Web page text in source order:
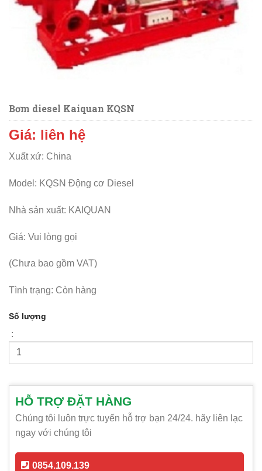
Bơm diesel Kaiquan KQSN
Giá: liên hệ
Xuất xứ: China
Model: KQSN Động cơ Diesel
Nhà sản xuất: KAIQUAN
Giá: Vui lòng gọi
(Chưa bao gồm VAT)
Tình trạng: Còn hàng
Số lượng
:
HỖ TRỢ ĐẶT HÀNG
Chúng tôi luôn trực tuyến hỗ trợ bạn 24/24. hãy liên lạc
ngay với chúng tôi
0854.109.139